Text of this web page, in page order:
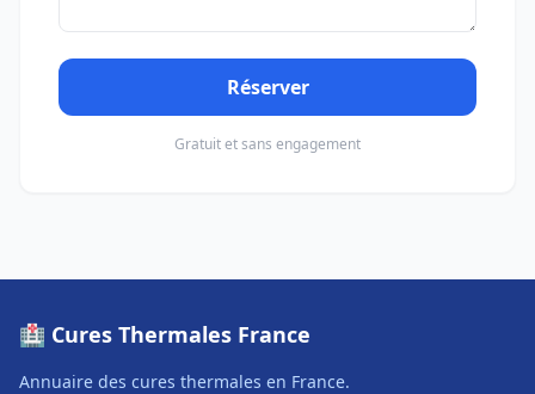
Réserver
Gratuit et sans engagement
🏥 Cures Thermales France
Annuaire des cures thermales en France.